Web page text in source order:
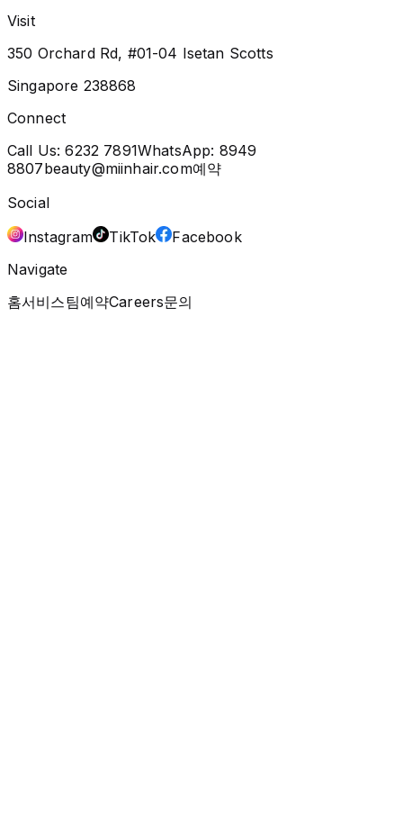
Visit
350 Orchard Rd, #01-04 Isetan Scotts
Singapore 238868
Connect
Call Us:6232 7891WhatsApp: 8949
8807beauty@miinhair.com예약
Social
Instagram
TikTok
Facebook
Navigate
홈서비스팀예약Careers문의